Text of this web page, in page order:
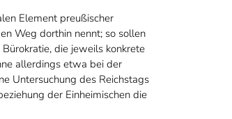
Element preußischer
Weg dorthin nennt; so sollen
die jeweils konkrete
allerdings etwa bei der
Untersuchung des Reichstags
der Einheimischen die